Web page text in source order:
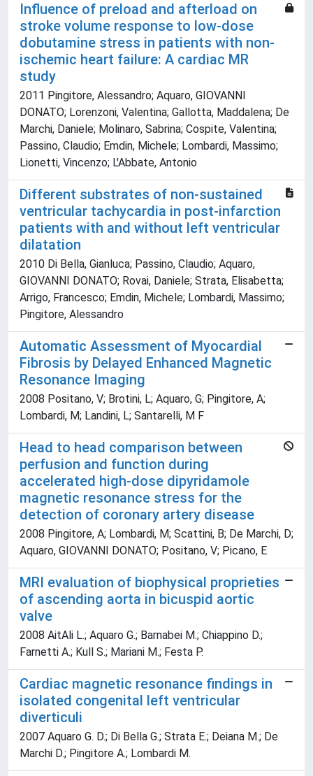
Influence of preload and afterload on
stroke volume response to low-dose
dobutamine stress in patients with non-
ischemic heart failure: A cardiac MR
study
2011 Pingitore, Alessandro; Aquaro, GIOVANNI
DONATO; Lorenzoni, Valentina; Gallotta, Maddalena; De
Marchi, Daniele; Molinaro, Sabrina; Cospite, Valentina;
Passino, Claudio; Emdin, Michele; Lombardi, Massimo;
Lionetti, Vincenzo; L'Abbate, Antonio
Different substrates of non-sustained
ventricular tachycardia in post-infarction
patients with and without left ventricular
dilatation
2010 Di Bella, Gianluca; Passino, Claudio; Aquaro,
GIOVANNI DONATO; Rovai, Daniele; Strata, Elisabetta;
Arrigo, Francesco; Emdin, Michele; Lombardi, Massimo;
Pingitore, Alessandro
Automatic Assessment of Myocardial
Fibrosis by Delayed Enhanced Magnetic
Resonance Imaging
2008 Positano, V; Brotini, L; Aquaro, G; Pingitore, A;
Lombardi, M; Landini, L; Santarelli, M F
Head to head comparison between
perfusion and function during
accelerated high-dose dipyridamole
magnetic resonance stress for the
detection of coronary artery disease
2008 Pingitore, A; Lombardi, M; Scattini, B; De Marchi, D;
Aquaro, GIOVANNI DONATO; Positano, V; Picano, E
MRI evaluation of biophysical proprieties
of ascending aorta in bicuspid aortic
valve
2008 AitAli L.; Aquaro G.; Barnabei M.; Chiappino D.;
Farnetti A.; Kull S.; Mariani M.; Festa P.
Cardiac magnetic resonance findings in
isolated congenital left ventricular
diverticuli
2007 Aquaro G. D.; Di Bella G.; Strata E.; Deiana M.; De
Marchi D.; Pingitore A.; Lombardi M.